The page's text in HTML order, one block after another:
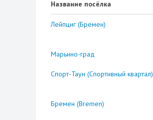
Название посёлка
Лейпциг (Бремен)
Марьино-град
Спорт-Таун (Спортивный квартал)
Бремен (Bremen)